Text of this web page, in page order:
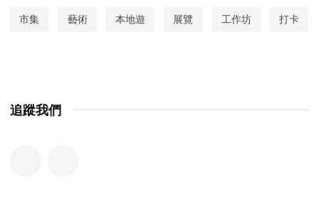
市集 藝術 本地遊 展覽 工作坊 打卡
追蹤我們